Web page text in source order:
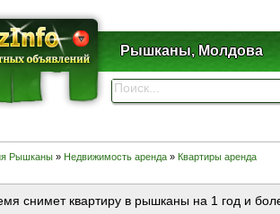
Рышканы, Молдова
Рышканы » Недвижимость аренда » Квартиры аренда
снимет квартиру в рышканы на 1 год и